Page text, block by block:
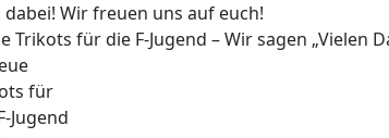
dabei! Wir freuen uns auf euch!
Trikots für die F-Jugend – Wir sagen „Vielen